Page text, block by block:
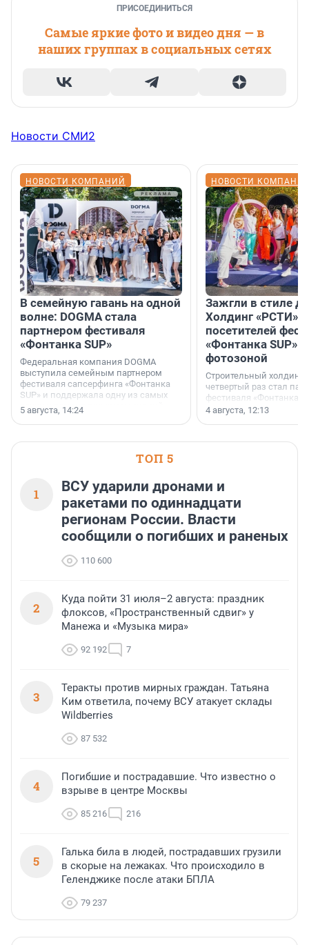
ПРИСОЕДИНИТЬСЯ
Самые яркие фото и видео дня — в
наших группах в социальных сетях
Новости СМИ2
НОВОСТИ КОМПАНИЙ
В семейную гавань на одной
волне: DOGMA стала
партнером фестиваля
«Фонтанка SUP»
Федеральная компания DOGMA
выступила семейным партнером
фестиваля сапсерфинга «Фонтанка
SUP» и поддержала одну из самых
ярких и романтичных номинаций —
«SUP-свадьба».
5 августа, 14:24
НОВОСТИ
Зажгли в стиле
Холдинг «РСТИ»
посетителей
«Фонтанка SUP»
фотозоной
Строительный холдинг
четвертый раз стал
фестиваля «Фонтанка
раз компания
посетителям
4 августа, 12:13
ТОП 5
1
ВСУ ударили дронами и
ракетами по одиннадцати
регионам России. Власти
сообщили о погибших и раненых
110 600
2
Куда пойти 31 июля–2 августа: праздник
флоксов, «Пространственный сдвиг» у
Манежа и «Музыка мира»
92 192 7
3
Теракты против мирных граждан. Татьяна
Ким ответила, почему ВСУ атакует склады
Wildberries
87 532
4
Погибшие и пострадавшие. Что известно о
взрыве в центре Москвы
85 216 216
5
Галька била в людей, пострадавших грузили
в скорые на лежаках. Что происходило в
Геленджике после атаки БПЛА
79 237